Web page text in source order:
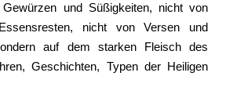
und Süßigkeiten, nicht von
nicht von Versen und
auf dem starken Fleisch des
Geschichten, Typen der Heiligen